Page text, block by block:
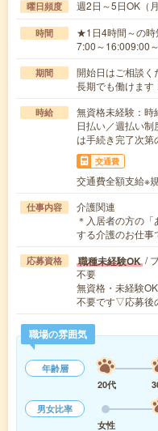
曜日頻度 週2日～5日OK
時間
★1日4時間～の時
7:00～16:009:00
期間
開始日はご相談
長期でも働けます
時給
無資格未経験：
日払い／週払い
は手続き完了次第
交通費
交通費全額支給※
仕事内容
介護関連
＊入居者の方の
する介護のお仕
応募資格 職種未経験OK /
不要
無資格・未経験
不要です▽応募後
職場の雰囲気
年齢層
20代
男女比率
女性